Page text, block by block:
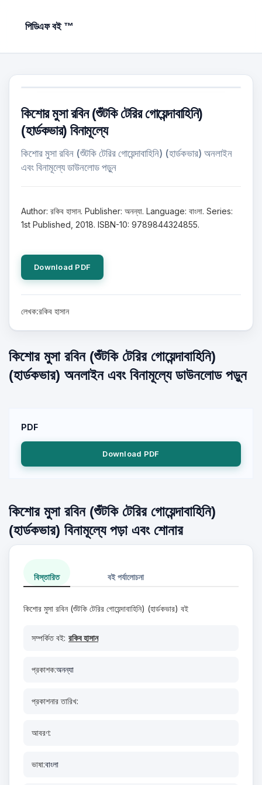
পিডিএফ বই ™
কিশোর মুসা রবিন (শুঁটকি টেরির গোয়েন্দাবাহিনি)
(হার্ডকভার) বিনামূল্যে
কিশোর মুসা রবিন (শুঁটকি টেরির গোয়েন্দাবাহিনি) (হার্ডকভার) অনলাইন
এবং বিনামূল্যে ডাউনলোড পড়ুন
Author: রকিব হাসান. Publisher: অনন্যা. Language: বাংলা. Series:
1st Published, 2018. ISBN-10: 9789844324855.
Download PDF
লেখক:রকিব হাসান
কিশোর মুসা রবিন (শুঁটকি টেরির গোয়েন্দাবাহিনি)
(হার্ডকভার) অনলাইন এবং বিনামূল্যে ডাউনলোড পড়ুন
PDF
Download PDF
কিশোর মুসা রবিন (শুঁটকি টেরির গোয়েন্দাবাহিনি)
(হার্ডকভার) বিনামূল্যে পড়া এবং শোনার
বিস্তারিত বই পর্যালোচনা
কিশোর মুসা রবিন (শুঁটকি টেরির গোয়েন্দাবাহিনি) (হার্ডকভার) বই
সম্পর্কিত বই: রকিব হাসান
প্রকাশক:অনন্যা
প্রকাশনার তারিখ:
আবরণ:
ভাষা:বাংলা